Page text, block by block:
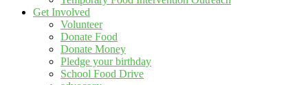
Get Involved
Volunteer
Donate Food
Donate Money
Pledge your birthday
School Food Drive